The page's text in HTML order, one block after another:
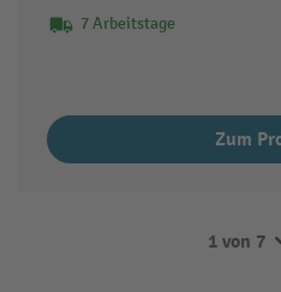
7 Arbeitstage
Zum
1 von 7